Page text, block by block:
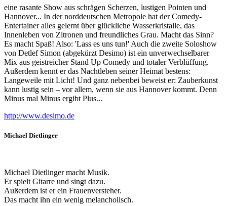
eine rasante Show aus schrägen Scherzen, lustigen Pointen und
Hannover... In der norddeutschen Metropole hat der Comedy-
Entertainer alles gelernt über glückliche Wasserkristalle, das
Innenleben von Zitronen und freundliches Grau. Macht das Sinn?
Es macht Spaß! Also: 'Lass es uns tun!' Auch die zweite Soloshow
von Detlef Simon (abgekürzt Desimo) ist ein unverwechselbarer
Mix aus geistreicher Stand Up Comedy und totaler Verblüffung.
Außerdem kennt er das Nachtleben seiner Heimat bestens:
Langeweile mit Licht! Und ganz nebenbei beweist er: Zauberkunst
kann lustig sein – vor allem, wenn sie aus Hannover kommt. Denn
Minus mal Minus ergibt Plus...
http://www.desimo.de
Michael Dietlinger
Michael Dietlinger macht Musik.
Er spielt Gitarre und singt dazu.
Außerdem ist er ein Frauenversteher.
Das macht ihn ein wenig melancholisch.